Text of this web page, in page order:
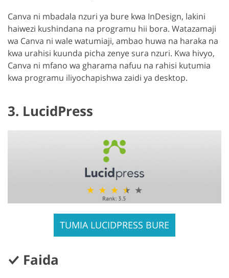
Canva ni mbadala nzuri ya bure kwa InDesign, lakini
haiwezi kushindana na programu hii bora. Watazamaji
wa Canva ni wale watumiaji, ambao huwa na haraka na
kwa urahisi kuunda picha zenye sura nzuri. Kwa hivyo,
Canva ni mfano wa gharama nafuu na rahisi kutumia
kwa programu iliyochapishwa zaidi ya desktop.
3. LucidPress
TUMIA LUCIDPRESS BURE
Faida